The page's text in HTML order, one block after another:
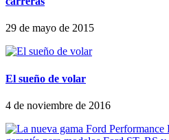
29 de mayo de 2015
El sueño de volar
4 de noviembre de 2016